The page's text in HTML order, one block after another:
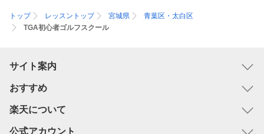
トップ レッスントップ 宮城県
青葉区・太白区
TGA初心者ゴルフスクール
サイト案内
おすすめ
楽天について
公式アカウント